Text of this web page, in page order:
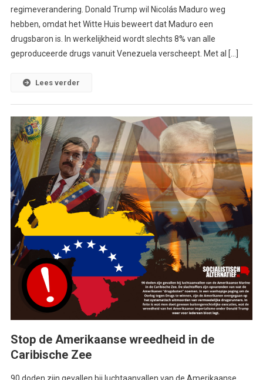
regimeverandering. Donald Trump wil Nicolás Maduro weg
hebben, omdat het Witte Huis beweert dat Maduro een
drugsbaron is. In werkelijkheid wordt slechts 8% van alle
geproduceerde drugs vanuit Venezuela verscheept. Met al […]
Lees verder
Stop de Amerikaanse wreedheid in de
Caribische Zee
90 doden zijn gevallen bij luchtaanvallen van de Amerikaanse